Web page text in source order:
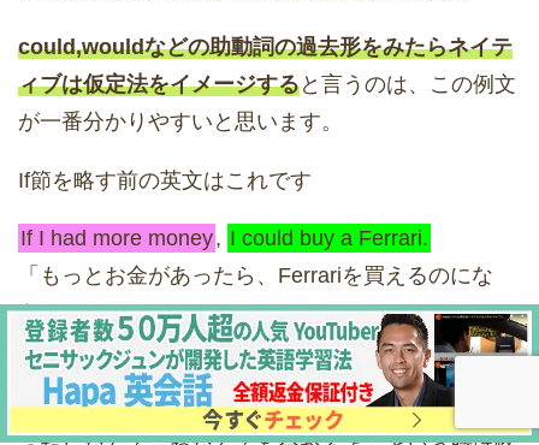
could,wouldなどの助動詞の過去形をみたらネイテ
ィブは仮定法をイメージすると言うのは、この例文
が一番分かりやすいと思います。
If節を略す前の英文はこれです
If I had more money, I could buy a Ferrari.
「もっとお金があったら、Ferrariを買えるのにな
あ」
いきなりこの話題を振られたとしてら何のことか分
かりませんが、話の流れの中では「もっとお金があ